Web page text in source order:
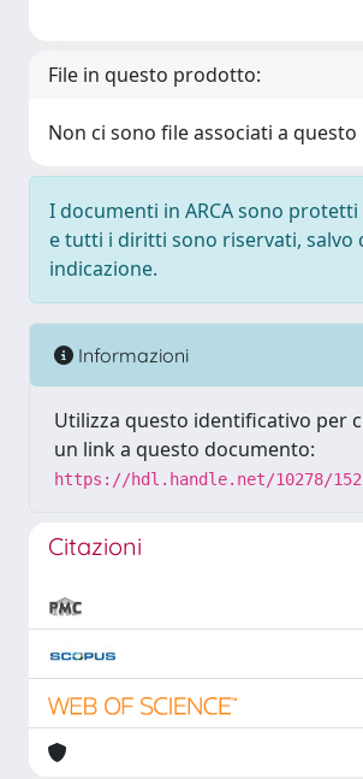
File in questo prodotto:
Non ci sono file associati a
I documenti in ARCA sono
e tutti i diritti sono riservati, salvo
indicazione.
Informazioni
Utilizza questo identificativo per
un link a questo documento:
https://hdl.handle.net/10278/
Citazioni